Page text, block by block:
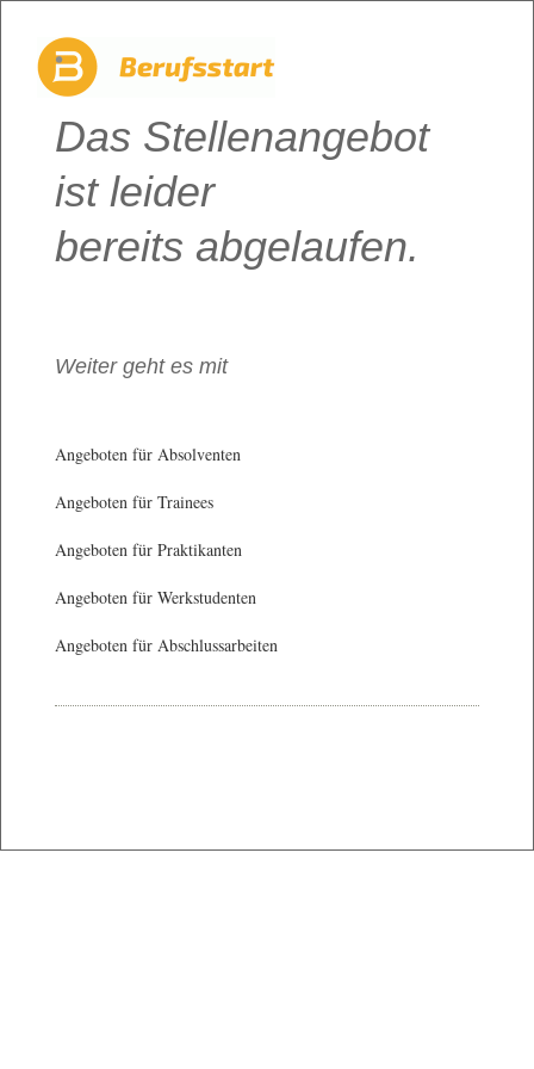
Das Stellenangebot
ist leider
bereits abgelaufen.
Weiter geht es mit
Angeboten für Absolventen
Angeboten für Trainees
Angeboten für Praktikanten
Angeboten für Werkstudenten
Angeboten für Abschlussarbeiten